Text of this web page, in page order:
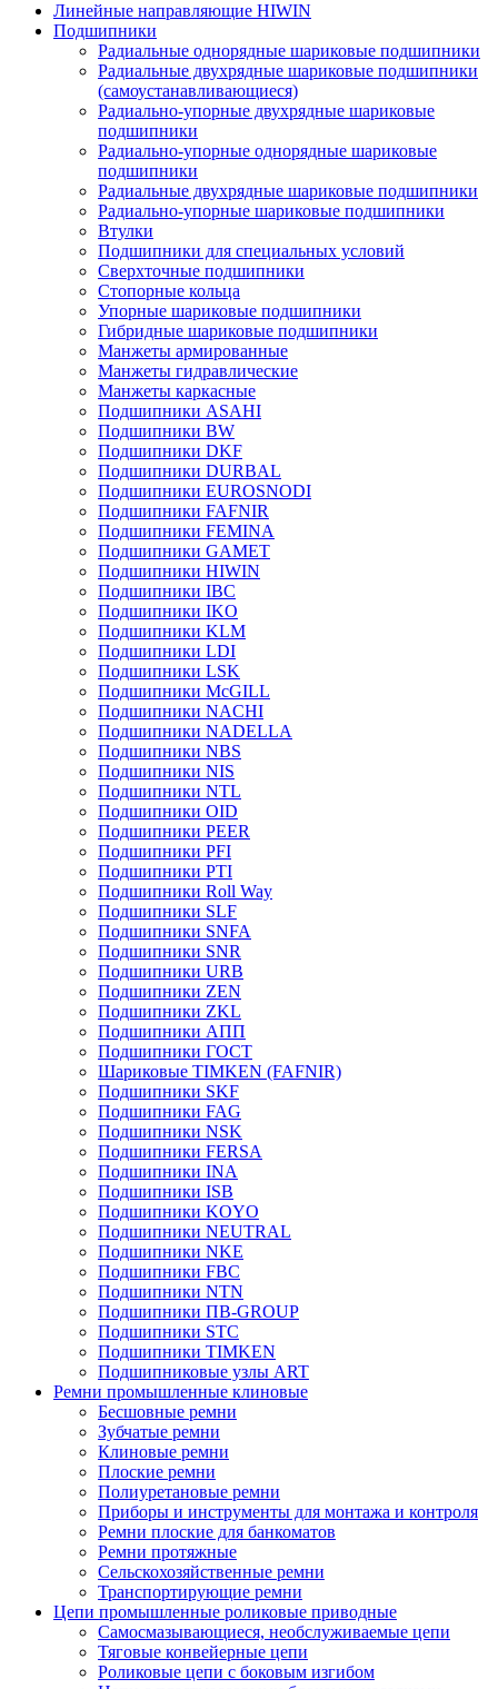
Линейные направляющие HIWIN
Подшипники
Радиальные однорядные шариковые подшипники
Радиальные двухрядные шариковые подшипники
(самоустанавливающиеся)
Радиально-упорные двухрядные шариковые
подшипники
Радиально-упорные однорядные шариковые
подшипники
Радиальные двухрядные шариковые подшипники
Радиально-упорные шариковые подшипники
Втулки
Подшипники для специальных условий
Сверхточные подшипники
Стопорные кольца
Упорные шариковые подшипники
Гибридные шариковые подшипники
Манжеты армированные
Манжеты гидравлические
Манжеты каркасные
Подшипники ASAHI
Подшипники BW
Подшипники DKF
Подшипники DURBAL
Подшипники EUROSNODI
Подшипники FAFNIR
Подшипники FEMINA
Подшипники GAMET
Подшипники HIWIN
Подшипники IBC
Подшипники IKO
Подшипники KLM
Подшипники LDI
Подшипники LSK
Подшипники McGILL
Подшипники NACHI
Подшипники NADELLA
Подшипники NBS
Подшипники NIS
Подшипники NTL
Подшипники OID
Подшипники PEER
Подшипники PFI
Подшипники PTI
Подшипники Roll Way
Подшипники SLF
Подшипники SNFA
Подшипники SNR
Подшипники URB
Подшипники ZEN
Подшипники ZKL
Подшипники АПП
Подшипники ГОСТ
Шариковые ТІMKEN (FAFNIR)
Подшипники SKF
Подшипники FAG
Подшипники NSK
Подшипники FERSA
Подшипники INA
Подшипники ISB
Подшипники KOYO
Подшипники NEUTRAL
Подшипники NKE
Подшипники FBC
Подшипники NTN
Подшипники ПВ-GROUP
Подшипники STC
Подшипники TIMKEN
Подшипниковые узлы ART
Ремни промышленные клиновые
Бесшовные ремни
Зубчатые ремни
Клиновые ремни
Плоские ремни
Полиуретановые ремни
Приборы и инструменты для монтажа и контроля
Ремни плоские для банкоматов
Ремни протяжные
Сельскохозяйственные ремни
Транспортирующие ремни
Цепи промышленные роликовые приводные
Самосмазывающиеся, необслуживаемые цепи
Тяговые конвейерные цепи
Роликовые цепи с боковым изгибом